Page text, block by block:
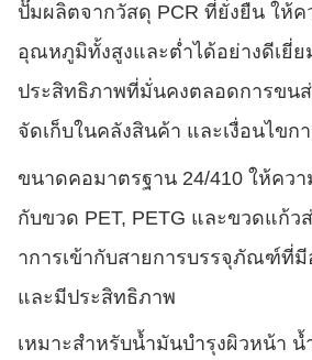
ปั๊มผลิตจากวัสดุ PCR ที่ยั่งยืน ให้
อุณหภูมิทั้งสูงและต่ำได้อย่างดีเยี่ย
ประสิทธิภาพที่มั่นคงตลอดการขนส่
จัดเก็บในคลังสินค้า และเงื่อนไขก
ขนาดคอมาตรฐาน 24/410 ให้ควา
กับขวด PET, PETG และขวดแก้
าการเข้ากับสายการบรรจุภัณฑ์ที่มี
และมีประสิทธิภาพ
เหมาะสำหรับน้ำมันบำรุงผิวหน้า น้